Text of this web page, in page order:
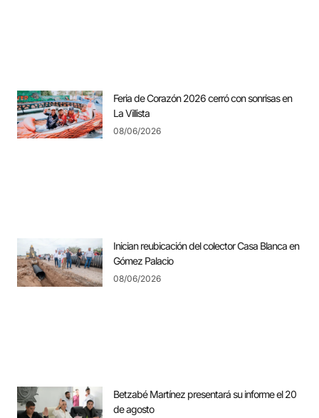
Feria de Corazón 2026 cerró con sonrisas en
La Villista
08/06/2026
Inician reubicación del colector Casa Blanca en
Gómez Palacio
08/06/2026
Betzabé Martínez presentará su informe el 20
de agosto